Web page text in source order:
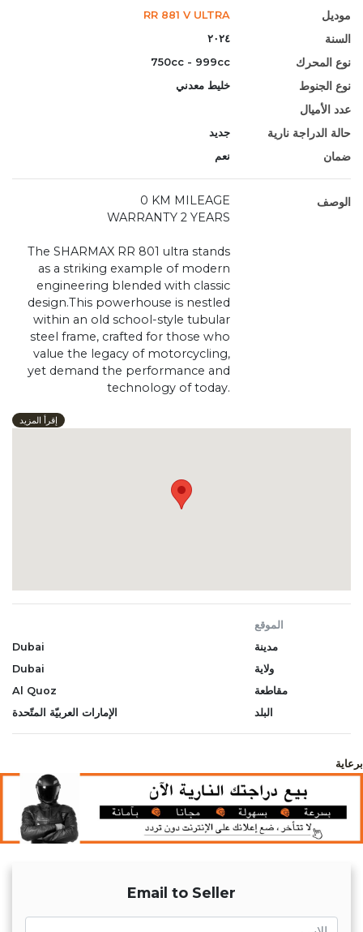
موديل RR 881 V ULTRA
السنة ٢٠٢٤
نوع المحرك 750cc - 999cc
نوع الجنوط خليط معدني
عدد الأميال
حالة الدراجة نارية
جديد
ضمان نعم
الوصف
0 KM MILEAGE
WARRANTY 2 YEARS
The SHARMAX RR 801 ultra stands
as a striking example of modern
engineering blended with classic
design.This powerhouse is nestled
within an old school-style tubular
steel frame, crafted for those who
value the legacy of motorcycling,
yet demand the performance and
technology of today.
Transmission: 6-speeds
Max Speed: 210 km/h
ضمان لمدة 3 سنوات
إقرأ المزيد
الموقع
مدينة
Dubai
ولاية
Dubai
مقاطعة
Al Quoz
البلد
الإمارات العربيّة المتّحدة
برعاية
Email to Seller